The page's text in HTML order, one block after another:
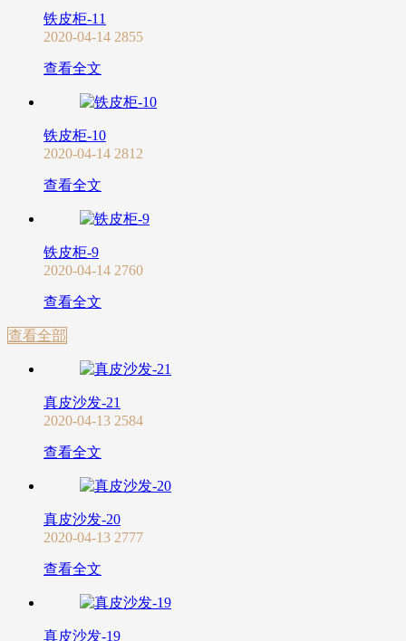
铁皮柜-11
2020-04-14 2855
查看全文
铁皮柜-10
2020-04-14 2812
查看全文
铁皮柜-9
2020-04-14 2760
查看全文
查看全部
真皮沙发-21
2020-04-13 2584
查看全文
真皮沙发-20
2020-04-13 2777
查看全文
真皮沙发-19